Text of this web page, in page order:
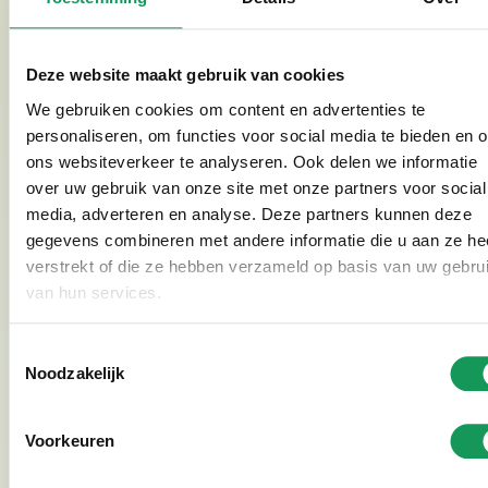
Deze website maakt gebruik van cookies
We gebruiken cookies om content en advertenties te
personaliseren, om functies voor social media te bieden en
ons websiteverkeer te analyseren. Ook delen we informatie
over uw gebruik van onze site met onze partners voor social
media, adverteren en analyse. Deze partners kunnen deze
gegevens combineren met andere informatie die u aan ze
verstrekt of die ze hebben verzameld op basis van uw
van hun services.
Noodzakelijk
Voorkeuren
biologische middelen. We gebruiken uitsluitend
We gebruiken groene warmte, welke wordt gemaakt
door onze hout gestookte KKD.
Geschiedenis
De oprichting van een kleine kwekerij in 1954 door
Jan Kuipers was het begin van het succesverhaal van
pioniersgeest van familie kuipers heeft Emsflower